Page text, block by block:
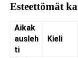
Esteettömät
Aikak
ausleh
ti
Kieli